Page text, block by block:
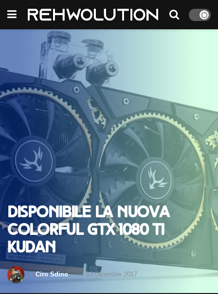
Disponibile la nuova
Colorful GTX 1080 Ti
Kudan
di Ciro Sdino 13 Dicembre 2017